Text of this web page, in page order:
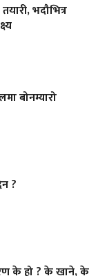
भदौभित्र
बोनम्यारो
?
के हो ? के खाने, के